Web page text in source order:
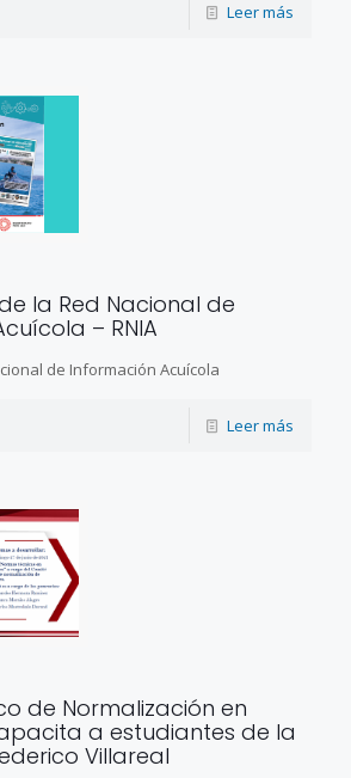
Leer más
la Red Nacional de
– RNIA
de Información Acuícola
Leer más
de Normalización en
a estudiantes de la
Villareal